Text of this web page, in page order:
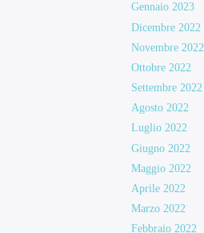
Gennaio 2023
Dicembre 2022
Novembre 2022
Ottobre 2022
Settembre 2022
Agosto 2022
Luglio 2022
Giugno 2022
Maggio 2022
Aprile 2022
Marzo 2022
Febbraio 2022